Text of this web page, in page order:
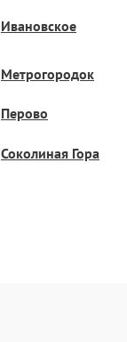
Ивановское
Метрогородок
Перово
Соколиная Гора